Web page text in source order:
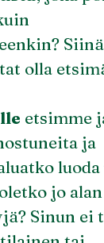
Siinä
olla
etsimme
ja
jo alan
Sinun ei